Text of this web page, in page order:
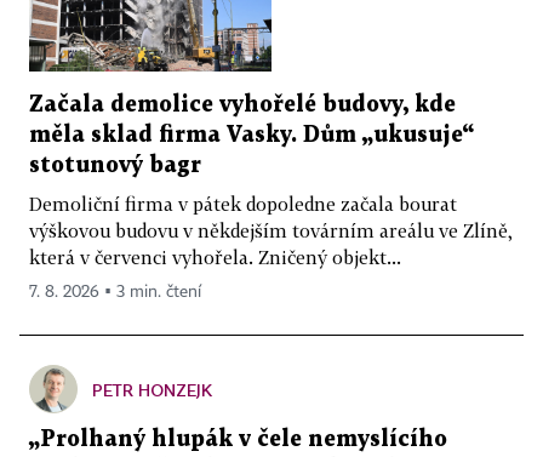
Začala demolice vyhořelé budovy, kde
měla sklad firma Vasky. Dům „ukusuje“
stotunový bagr
Demoliční firma v pátek dopoledne začala bourat
výškovou budovu v někdejším továrním areálu ve Zlíně,
která v červenci vyhořela. Zničený objekt...
7. 8. 2026 ▪ 3 min. čtení
PETR HONZEJK
„Prolhaný hlupák v čele nemyslícího